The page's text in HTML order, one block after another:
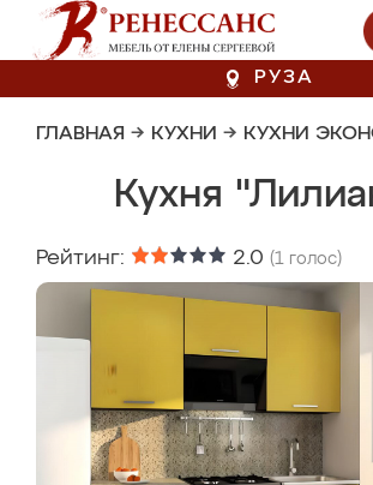
РУЗА
ГЛАВНАЯ → КУХНИ → КУХНИ
Кухня
Рейтинг: 2.0 (1 голос)